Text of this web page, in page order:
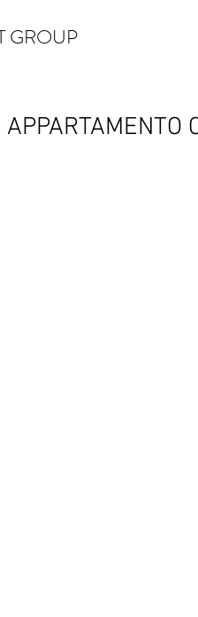
GROUP
APPARTAMENTO